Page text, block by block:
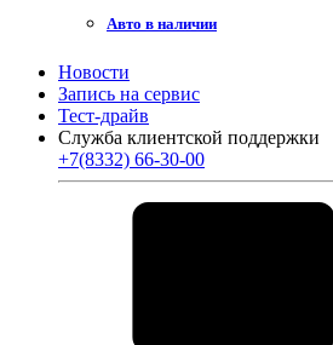
Авто в наличии
Новости
Запись на сервис
Тест-драйв
Служба клиентской поддержки
+7(8332) 66-30-00